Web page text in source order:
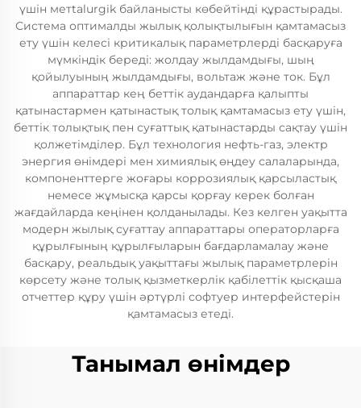
үшін метtalurgik байланысты көбейтінді құрастырады.
Система оптималды жылық қолықтылығын қамтамасыз
ету үшін келесі критикалық параметрлерді басқаруға
мүмкіндік береді: жолдау жылдамдығы, шың
қойылуының жылдамдығы, вольтаж және ток. Бұл
аппараттар кең беттік аудандарға қалыпты
қатынастармен қатынастық толық қамтамасыз ету үшін,
беттік толықтық пен суғаттық қатынастарды сақтау үшін
қолжетімділер. Бұл технология нефть-газ, электр
энергия өнімдері мен химиялық өңдеу салаларында,
компоненттерге жоғары коррозиялық қарсыластық
немесе жұмысқа қарсы қорғау керек болған
жағдайларда кеңінен қолданылады. Кез келген уақытта
модерн жылық суғаттау аппараттары операторларға
құрылғының құрылғыларын бағдарламалау және
басқару, реальдық уақыттағы жылық параметрлерін
көрсету және толық қызметкерлік қабілеттік қысқаша
отчеттер құру үшін әртүрлі софтуер интерфейстерін
қамтамасыз етеді.
Танымал өнімдер